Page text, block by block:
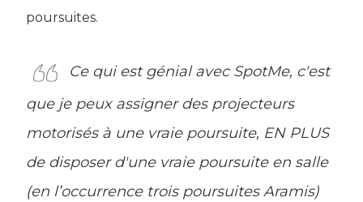
poursuites.
Ce qui est génial avec SpotMe, c'est
que je peux assigner des projecteurs
motorisés à une vraie poursuite, EN PLUS
de disposer d'une vraie poursuite en salle
(en l’occurrence trois poursuites Aramis)